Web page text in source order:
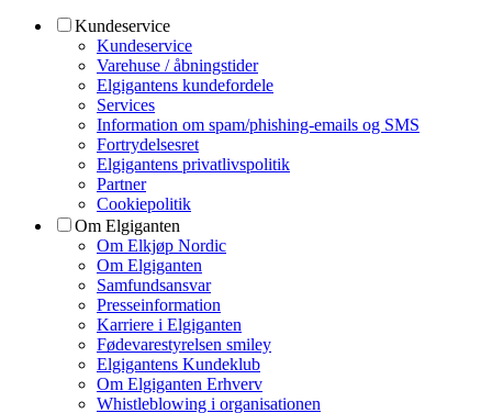
Kundeservice
Kundeservice
Varehuse / åbningstider
Elgigantens kundefordele
Services
Information om spam/phishing-emails og SMS
Fortrydelsesret
Elgigantens privatlivspolitik
Partner
Cookiepolitik
Om Elgiganten
Om Elkjøp Nordic
Om Elgiganten
Samfundsansvar
Presseinformation
Karriere i Elgiganten
Fødevarestyrelsen smiley
Elgigantens Kundeklub
Om Elgiganten Erhverv
Whistleblowing i organisationen